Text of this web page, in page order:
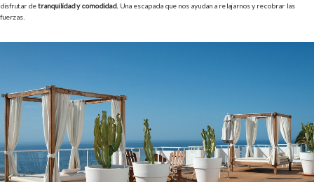
disfrutar detranquilidad y comodidad. Una escapada que nos ayudan a relajarnos y recobrar las
fuerzas.